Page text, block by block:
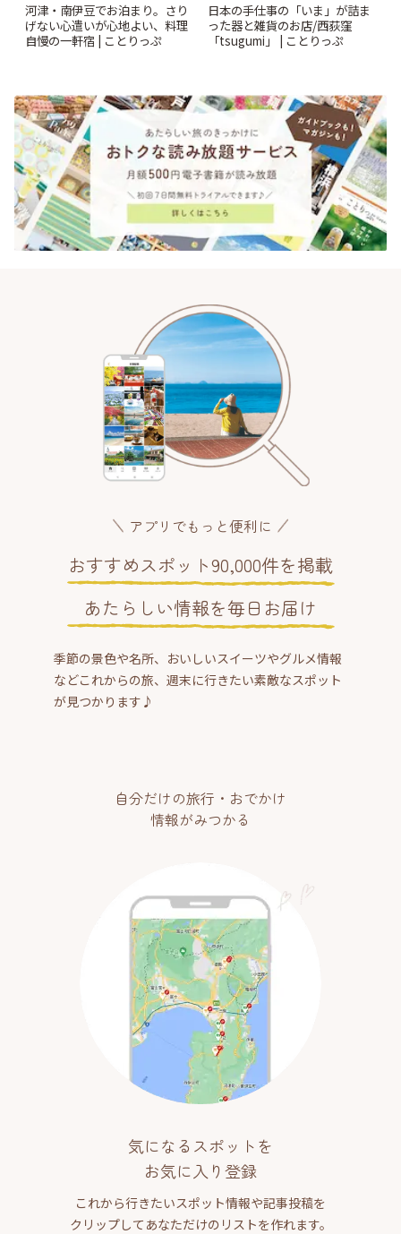
河津・南伊豆でお泊まり。さり
げない心遣いが心地よい、料理
自慢の一軒宿 | ことりっぷ
日本の手仕事の「いま」が詰ま
った器と雑貨のお店/西荻窪
「tsugumi」 | ことりっぷ
アプリでもっと便利に
おすすめスポット90,000件を掲載
あたらしい情報を毎日お届け
季節の景色や名所、おいしいスイーツやグルメ情報
などこれからの旅、週末に行きたい素敵なスポット
が見つかります♪
自分だけの旅行・おでかけ
情報がみつかる
気になるスポットを
お気に入り登録
これから行きたいスポット情報や記事投稿を
クリップしてあなただけのリストを作れます。